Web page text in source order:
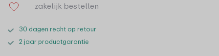
zakelijk bestellen
30 dagen recht op retour
2 jaar productgarantie